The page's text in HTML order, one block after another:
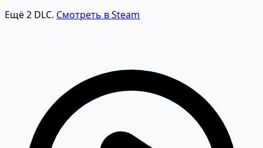
Ещё 2 DLC. Смотреть в Steam